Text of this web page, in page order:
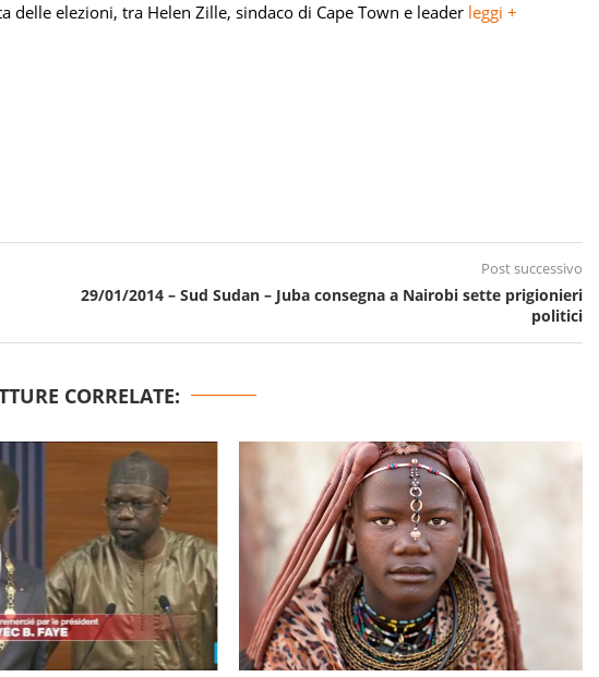
delle elezioni, tra Helen Zille, sindaco di Cape Town e leader leggi +
Post successivo
29/01/2014 – Sud Sudan – Juba consegna a Nairobi sette prigionieri
politici
CORRELATE: